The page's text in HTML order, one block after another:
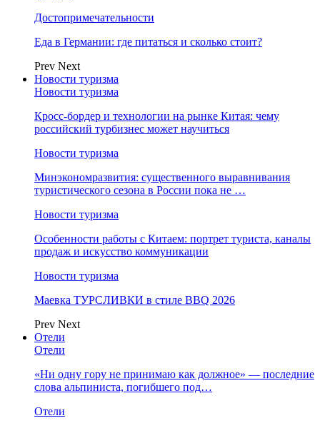
Достопримечательности
Еда в Германии: где питаться и сколько стоит?
Prev Next
Новости туризма
Новости туризма
Кросс-бордер и технологии на рынке Китая: чему
российский турбизнес может научиться
Новости туризма
Минэкономразвития: существенного выравнивания
туристического сезона в России пока не …
Новости туризма
Особенности работы с Китаем: портрет туриста, каналы
продаж и искусство коммуникации
Новости туризма
Маевка ТУРСЛИВКИ в стиле BBQ 2026
Prev Next
Отели
Отели
«Ни одну гору не принимаю как должное» — последние
слова альпиниста, погибшего под…
Отели